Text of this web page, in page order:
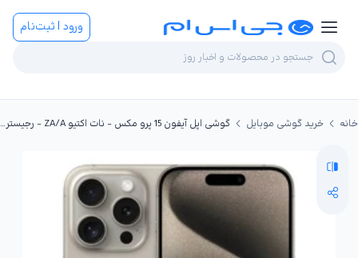
ورود | ثبت‌نام
خانه خرید گوشی موبایل گوشی اپل آیفون 15 پرو مکس - نات اکتیو ZA/A - رجیستر شده ظرفیت 256GB رم 8GB